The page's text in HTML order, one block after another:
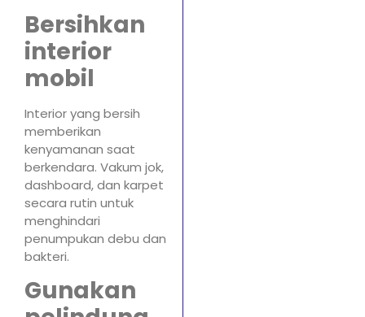
Bersihkan
interior
mobil
Interior yang bersih
memberikan
kenyamanan saat
berkendara. Vakum jok,
dashboard, dan karpet
secara rutin untuk
menghindari
penumpukan debu dan
bakteri.
Gunakan